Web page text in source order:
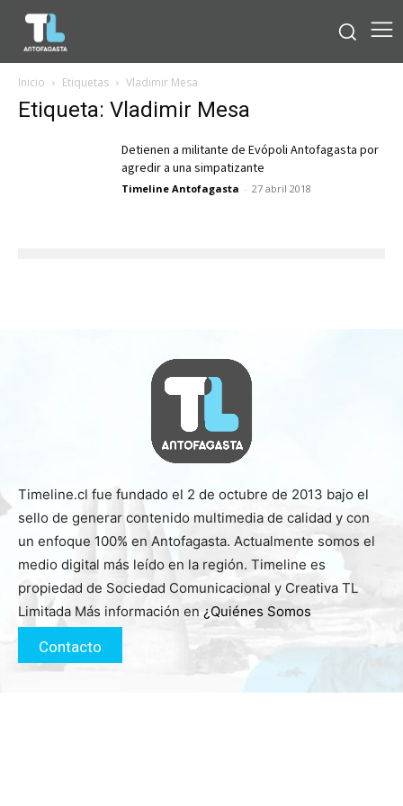
Inicio Etiquetas Vladimir Mesa
Etiqueta: Vladimir Mesa
Detienen a militante de Evópoli Antofagasta por
agredir a una simpatizante
Timeline Antofagasta - 27 abril 2018
Timeline.cl fue fundado el 2 de octubre de 2013 bajo el
sello de generar contenido multimedia de calidad y con
un enfoque 100% en Antofagasta. Actualmente somos el
medio digital más leído en la región. Timeline es
propiedad de Sociedad Comunicacional y Creativa TL
Limitada Más información en ¿Quiénes Somos
Contacto